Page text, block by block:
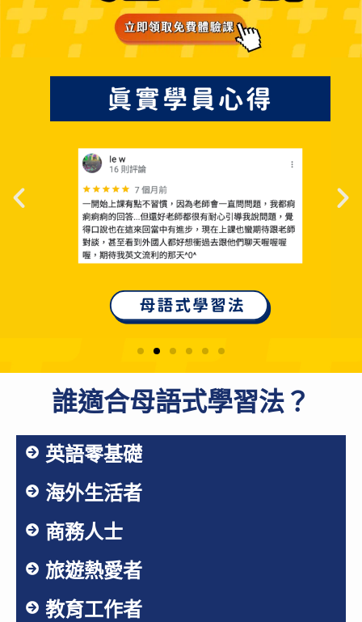
誰適合母語式學習法？
英語零基礎
海外生活者
商務人士
旅遊熱愛者
教育工作者